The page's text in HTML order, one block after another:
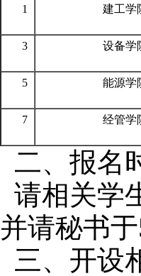
1 建工学
3 设备学
5 能源学
7 经管学
二、报名
请相关学
并请秘书
三、开设